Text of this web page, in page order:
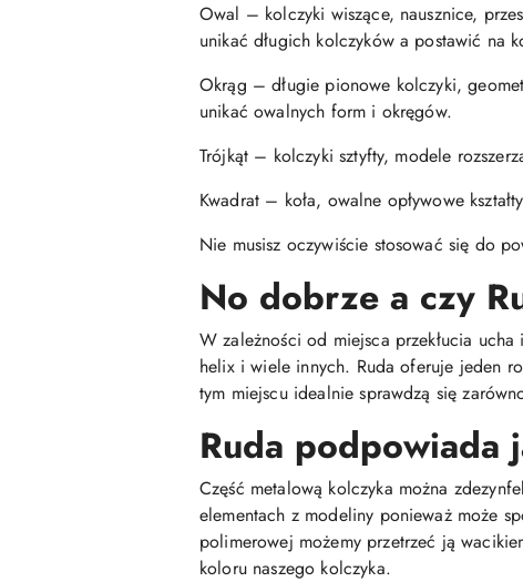
Owal – kolczyki wiszące, nausznice,
unikać długich kolczyków a postawić na
Okrąg – długie pionowe kolczyki,
unikać owalnych form i okręgów.
Trójkąt – kolczyki sztyfty, modele
Kwadrat – koła, owalne opływowe
Nie musisz oczywiście stosować się do
No dobrze a czy
W zależności od miejsca przekłucia
helix i wiele innych. Ruda oferuje jeden
tym miejscu idealnie sprawdzą się
Ruda podpowiada
Część metalową kolczyka można
elementach z modeliny ponieważ może
polimerowej możemy przetrzeć ją
koloru naszego kolczyka.